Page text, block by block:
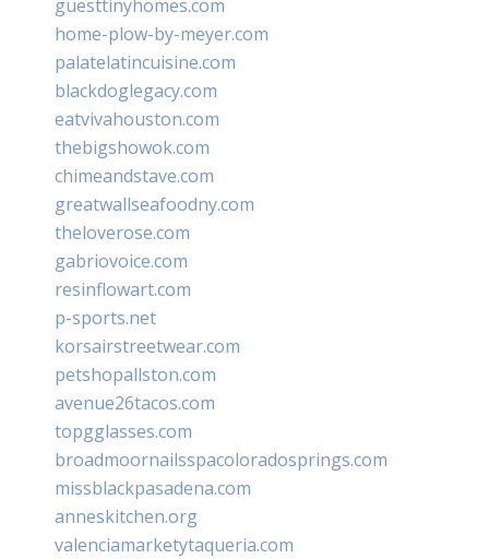
guesttinyhomes.com
home-plow-by-meyer.com
palatelatincuisine.com
blackdoglegacy.com
eatvivahouston.com
thebigshowok.com
chimeandstave.com
greatwallseafoodny.com
theloverose.com
gabriovoice.com
resinflowart.com
p-sports.net
korsairstreetwear.com
petshopallston.com
avenue26tacos.com
topgglasses.com
broadmoornailsspacoloradosprings.com
missblackpasadena.com
anneskitchen.org
valenciamarketytaqueria.com